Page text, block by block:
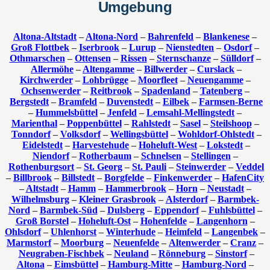
Umgebung
Altona-Altstadt – Altona-Nord – Bahrenfeld – Blankenese –
Groß Flottbek – Iserbrook – Lurup – Nienstedten – Osdorf–
Othmarschen – Ottensen – Rissen – Sternschanze– Sülldorf–
Allermöhe – Altengamme – Billwerder – Curslack –
Kirchwerder– Lohbrügge– Moorfleet– Neuengamme–
Ochsenwerder– Reitbrook– Spadenland – Tatenberg–
Bergstedt – Bramfeld – Duvenstedt – Eilbek – Farmsen-Berne
– Hummelsbüttel – Jenfeld – Lemsahl-Mellingstedt –
Marienthal– Poppenbüttel– Rahlstedt– Sasel– Steilshoop–
Tonndorf– Volksdorf– Wellingsbüttel– Wohldorf-Ohlstedt–
Eidelstedt – Harvestehude – Hoheluft-West – Lokstedt –
Niendorf– Rotherbaum– Schnelsen – Stellingen –
Rothenburgsort – St. Georg – St. Pauli – Steinwerder – Veddel
– Billbrook – Billstedt – Borgfelde – Finkenwerder – HafenCity
– Altstadt– Hamm– Hammerbrook– Horn – Neustadt–
Wilhelmsburg– Kleiner Grasbrook– Alsterdorf– Barmbek-
Nord – Barmbek-Süd – Dulsberg– Eppendorf– Fuhlsbüttel–
Groß Borstel– Hoheluft-Ost– Hohenfelde– Langenhorn –
Ohlsdorf– Uhlenhorst – Winterhude – Heimfeld – Langenbek –
Marmstorf– Moorburg – Neuenfelde – Altenwerder – Cranz –
Neugraben-Fischbek– Neuland – Rönneburg– Sinstorf–
Altona – Eimsbüttel– Hamburg-Mitte– Hamburg-Nord –